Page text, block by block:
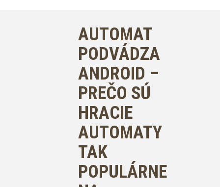
AUTOMAT
PODVÁDZA
ANDROID –
PREČO SÚ
HRACIE
AUTOMATY
TAK
POPULÁRNE